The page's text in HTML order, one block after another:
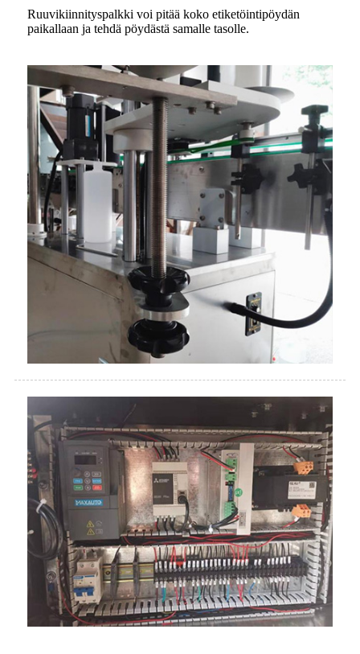
Ruuvikiinnityspalkki voi pitää koko etiketöintipöydän
paikallaan ja tehdä pöydästä samalle tasolle.